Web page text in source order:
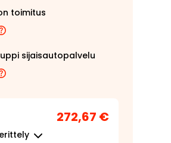
toimitus
sijaisautopalvelu
272,67 €